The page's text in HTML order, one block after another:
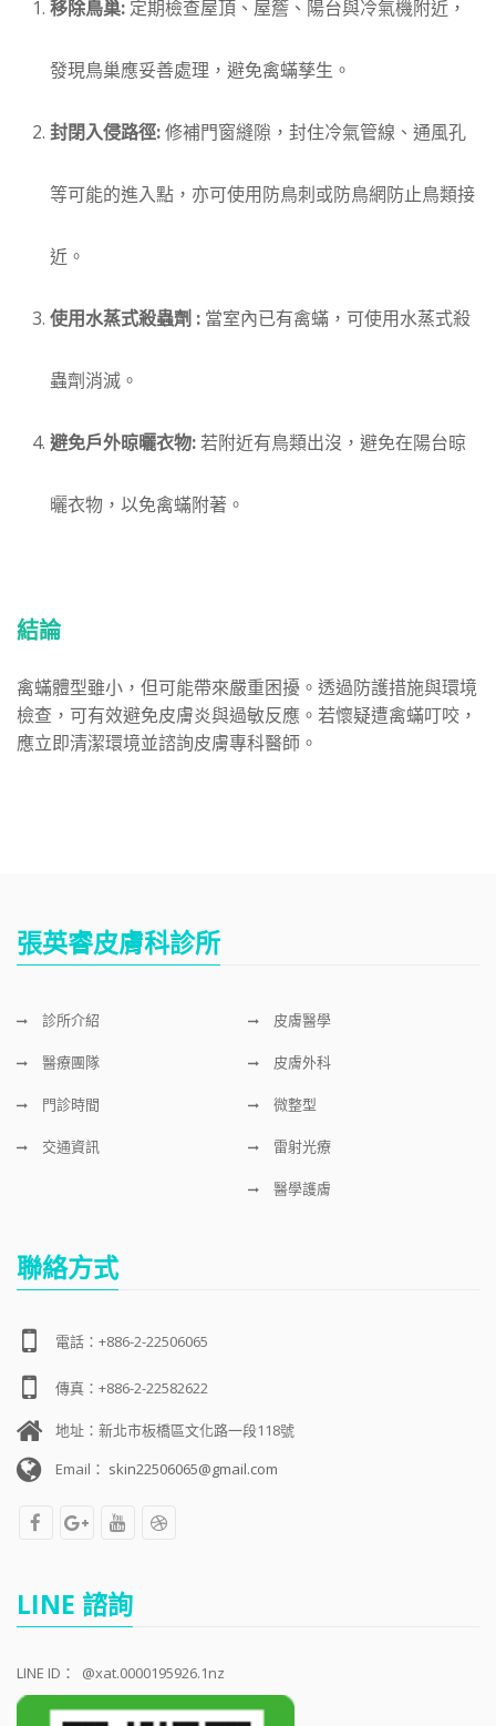
移除鳥巢: 定期檢查屋頂、屋簷、陽台與冷氣機附近，
發現鳥巢應妥善處理， 避免禽蟎孳生。
封閉入侵路徑:修補門窗縫隙，封住冷氣管線、通風孔
等可能的進入點，亦可使用防鳥刺或防鳥網防止鳥類接
近。
使用水蒸式殺蟲劑 : 當室內已有禽蟎，可使用水蒸式殺
蟲劑消滅。
避免戶外晾曬衣物:若附近有鳥類出沒，避免在陽台晾
曬衣物，以免禽蟎附著。
結論
禽蟎體型雖小，但可能帶來嚴重困擾。透過防護措施與環境
檢查，可有效避免皮膚炎與過敏反應。若懷疑遭禽蟎叮咬，
應立即清潔環境並諮詢皮膚專科醫師。
張英睿皮膚科診所
診所介紹 皮膚醫學
醫療團隊 皮膚外科
門診時間 微整型
交通資訊 雷射光療
醫學護膚
聯絡方式
電話：+886-2-22506065
傳真：+886-2-22582622
地址：新北市板橋區文化路一段118號
Email： skin22506065@gmail.com
LINE 諮詢
LINE ID： @xat.0000195926.1nz